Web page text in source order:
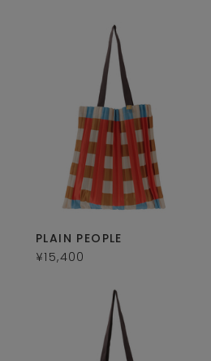
PLAIN PEOPLE
¥15,400